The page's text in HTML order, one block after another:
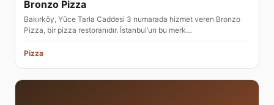
Bronzo Pizza
Bakırköy, Yüce Tarla Caddesi 3 numarada hizmet veren Bronzo
Pizza, bir pizza restoranıdır. İstanbul’un bu merk…
Pizza